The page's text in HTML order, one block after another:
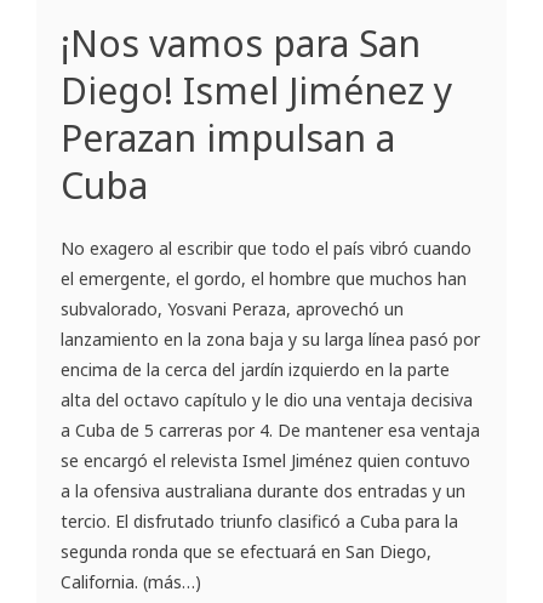
¡Nos vamos para San
Diego! Ismel Jiménez y
Perazan impulsan a
Cuba
No exagero al escribir que todo el país vibró cuando
el emergente, el gordo, el hombre que muchos han
subvalorado, Yosvani Peraza, aprovechó un
lanzamiento en la zona baja y su larga línea pasó por
encima de la cerca del jardín izquierdo en la parte
alta del octavo capítulo y le dio una ventaja decisiva
a Cuba de 5 carreras por 4. De mantener esa ventaja
se encargó el relevista Ismel Jiménez quien contuvo
a la ofensiva australiana durante dos entradas y un
tercio. El disfrutado triunfo clasificó a Cuba para la
segunda ronda que se efectuará en San Diego,
California. (más…)